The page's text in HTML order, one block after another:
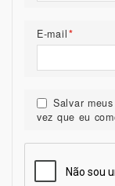
E-mail*
Salvar
vez que eu